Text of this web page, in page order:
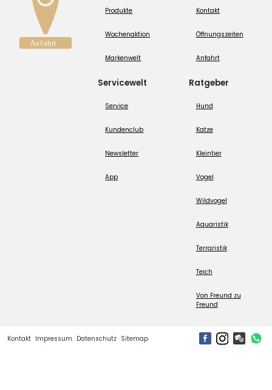
Produkte
Wochenaktion
Markenwelt
Servicewelt
Service
Kundenclub
Newsletter
App
Kontakt
Öffnungszeiten
Anfahrt
Ratgeber
Hund
Katze
Kleintier
Vogel
Wildvogel
Aquaristik
Terraristik
Teich
Von Freund zu
Freund
Kontakt Impressum Datenschutz Sitemap